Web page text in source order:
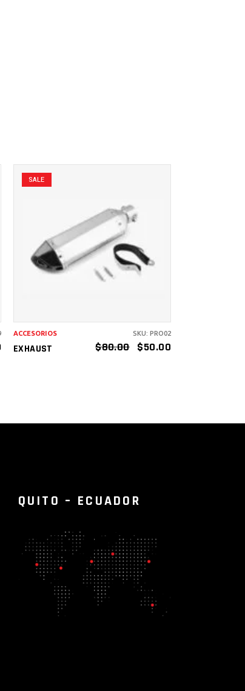
SALE
AÑADIR AL
CARRITO
EXHAUST $80.00 $50.00
ACCESORIOS SKU: PRO02
QUITO – ECUADOR